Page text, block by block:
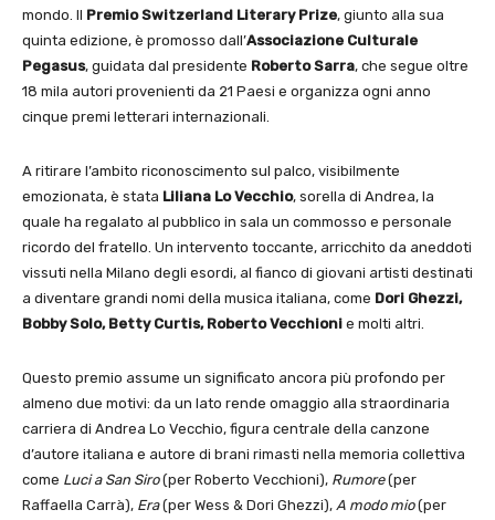
mondo. Il Premio Switzerland Literary Prize, giunto alla sua
quinta edizione, è promosso dall’Associazione Culturale
Pegasus, guidata dal presidente Roberto Sarra, che segue oltre
18 mila autori provenienti da 21 Paesi e organizza ogni anno
cinque premi letterari internazionali.
A ritirare l’ambito riconoscimento sul palco, visibilmente
emozionata, è stata Liliana Lo Vecchio, sorella di Andrea, la
quale ha regalato al pubblico in sala un commosso e personale
ricordo del fratello. Un intervento toccante, arricchito da aneddoti
vissuti nella Milano degli esordi, al fianco di giovani artisti destinati
a diventare grandi nomi della musica italiana, come Dori Ghezzi,
Bobby Solo, Betty Curtis, Roberto Vecchioni e molti altri.
Questo premio assume un significato ancora più profondo per
almeno due motivi: da un lato rende omaggio alla straordinaria
carriera di Andrea Lo Vecchio, figura centrale della canzone
d’autore italiana e autore di brani rimasti nella memoria collettiva
come Luci a San Siro(per Roberto Vecchioni), Rumore(per
Raffaella Carrà), Era(per Wess & Dori Ghezzi), A modo mio(per